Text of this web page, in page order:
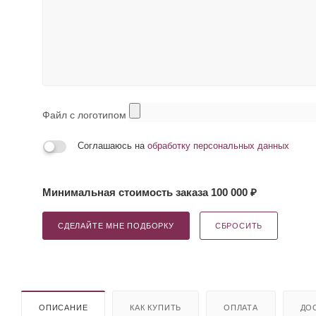
Файл с логотипом
Соглашаюсь на обработку персональных данных
Минимальная стоимость заказа 100 000 ₽
СДЕЛАЙТЕ МНЕ ПОДБОРКУ СБРОСИТЬ
ОПИСАНИЕ КАК КУПИТЬ ОПЛАТА